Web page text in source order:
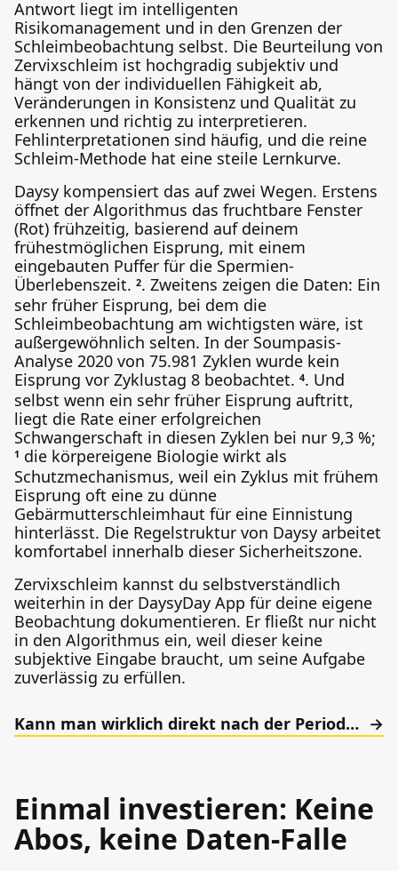
Antwort liegt im intelligenten
Risikomanagement und in den Grenzen der
Schleimbeobachtung selbst. Die Beurteilung von
Zervixschleim ist hochgradig subjektiv und
hängt von der individuellen Fähigkeit ab,
Veränderungen in Konsistenz und Qualität zu
erkennen und richtig zu interpretieren.
Fehlinterpretationen sind häufig, und die reine
Schleim-Methode hat eine steile Lernkurve.
Daysy kompensiert das auf zwei Wegen. Erstens
öffnet der Algorithmus das fruchtbare Fenster
(Rot) frühzeitig, basierend auf deinem
frühestmöglichen Eisprung, mit einem
eingebauten Puffer für die Spermien-
Überlebenszeit. 2. Zweitens zeigen die Daten: Ein
sehr früher Eisprung, bei dem die
Schleimbeobachtung am wichtigsten wäre, ist
außergewöhnlich selten. In der Soumpasis-
Analyse 2020 von 75.981 Zyklen wurde kein
Eisprung vor Zyklustag 8 beobachtet. 4. Und
selbst wenn ein sehr früher Eisprung auftritt,
liegt die Rate einer erfolgreichen
Schwangerschaft in diesen Zyklen bei nur 9,3 %;
1 die körpereigene Biologie wirkt als
Schutzmechanismus, weil ein Zyklus mit frühem
Eisprung oft eine zu dünne
Gebärmutterschleimhaut für eine Einnistung
hinterlässt. Die Regelstruktur von Daysy arbeitet
komfortabel innerhalb dieser Sicherheitszone.
Zervixschleim kannst du selbstverständlich
weiterhin in der DaysyDay App für deine eigene
Beobachtung dokumentieren. Er fließt nur nicht
in den Algorithmus ein, weil dieser keine
subjektive Eingabe braucht, um seine Aufgabe
zuverlässig zu erfüllen.
Kann man wirklich direkt nach der Periode schwanger werden?
Einmal investieren: Keine
Abos, keine Daten-Falle